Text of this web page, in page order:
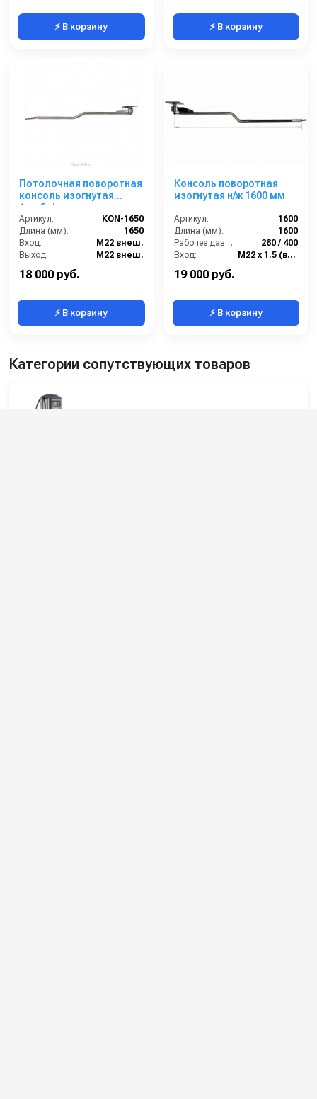
⚡ В корзину ⚡ В корзину
Потолочная поворотная
консоль изогнутая
(труба) для автомоек,
1.65 м, нерж. сталь
Артикул:
KON-1650
Длина (мм):
1650
Вход:
M22 внеш.
Выход:
M22 внеш.
Страна-производитель:
18 000 руб.
⚡ В корзину
Консоль поворотная
изогнутая н/ж 1600 мм
Артикул:
1600
Длина (мм):
1600
Рабочее давление (бар):
280 / 400
Вход:
М22 х 1.5 (внешний)
19 000 руб.
⚡ В корзину
Категории сопутствующих товаров